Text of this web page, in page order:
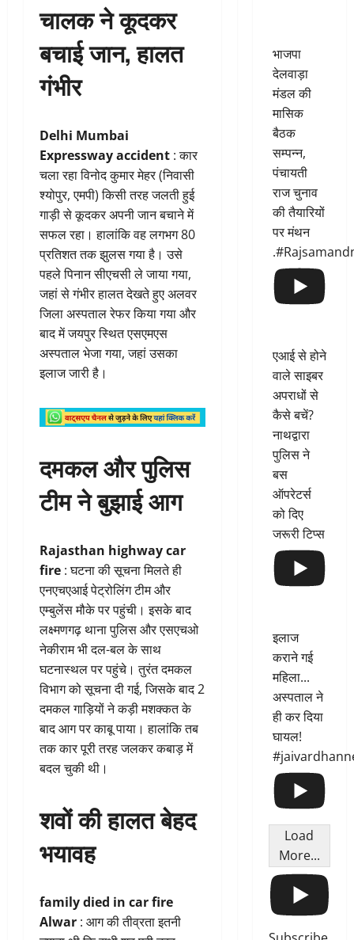
चालक ने कूदकर
बचाई जान, हालत
गंभीर
Delhi Mumbai
Expressway accident : कार
चला रहा विनोद कुमार मेहर (निवासी
श्योपुर, एमपी) किसी तरह जलती हुई
गाड़ी से कूदकर अपनी जान बचाने में
सफल रहा। हालांकि वह लगभग 80
प्रतिशत तक झुलस गया है। उसे
पहले पिनान सीएचसी ले जाया गया,
जहां से गंभीर हालत देखते हुए अलवर
जिला अस्पताल रेफर किया गया और
बाद में जयपुर स्थित एसएमएस
अस्पताल भेजा गया, जहां उसका
इलाज जारी है।
दमकल और पुलिस
टीम ने बुझाई आग
Rajasthan highway car
fire : घटना की सूचना मिलते ही
एनएचएआई पेट्रोलिंग टीम और
एम्बुलेंस मौके पर पहुंची। इसके बाद
लक्ष्मणगढ़ थाना पुलिस और एसएचओ
नेकीराम भी दल-बल के साथ
घटनास्थल पर पहुंचे। तुरंत दमकल
विभाग को सूचना दी गई, जिसके बाद 2
दमकल गाड़ियों ने कड़ी मशक्कत के
बाद आग पर काबू पाया। हालांकि तब
तक कार पूरी तरह जलकर कबाड़ में
बदल चुकी थी।
शवों की हालत बेहद
भयावह
family died in car fire
Alwar : आग की तीव्रता इतनी
भाजपा
देलवाड़ा
मंडल की
मासिक
बैठक
सम्पन्न,
पंचायती
राज चुनाव
की तैयारियों
पर मंथन
एआई से होने
वाले साइबर
अपराधों से
कैसे बचें?
नाथद्वारा
पुलिस ने
बस
ऑपरेटर्स
को दिए
जरूरी टिप्स
इलाज
कराने गई
महिला...
अस्पताल ने
ही कर दिया
घायल!
Load
More...